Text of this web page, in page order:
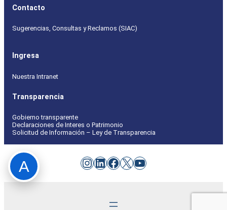
Contacto
Sugerencias, Consultas y Reclamos (SIAC)
Ingresa
Nuestra Intranet
Transparencia
Gobierno transparente
Declaraciones de Interes o Patrimonio
Solicitud de Información – Ley de Transparencia
Instagram
LinkedIn
Facebook
X YouTube
A